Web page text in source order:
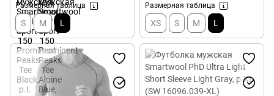
Размерная таблица
S M L
Размерная таблица
XS S M L